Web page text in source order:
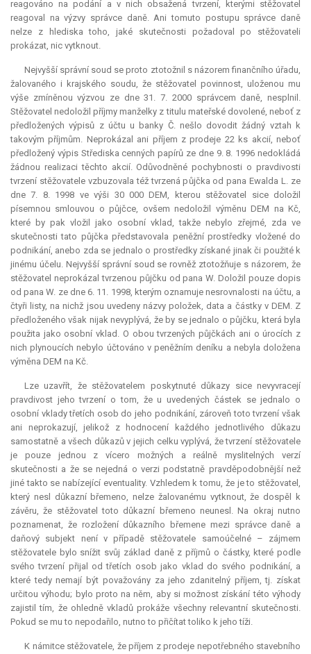
reagováno na podání a v nich obsažená tvrzení, kterými stěžovatel
reagoval na výzvy správce daně. Ani tomuto postupu správce daně
nelze z hlediska toho, jaké skutečnosti požadoval po stěžovateli
prokázat, nic vytknout.
Nejvyšší správní soud se proto ztotožnil s názorem finančního úřadu,
žalovaného i krajského soudu, že stěžovatel povinnost, uloženou mu
výše zmíněnou výzvou ze dne 31. 7. 2000 správcem daně, nesplnil.
Stěžovatel nedoložil příjmy manželky z titulu mateřské dovolené, neboť z
předložených výpisů z účtu u banky Č. nešlo dovodit žádný vztah k
takovým příjmům. Neprokázal ani příjem z prodeje 22 ks akcií, neboť
předložený výpis Střediska cenných papírů ze dne 9. 8. 1996 nedokládá
žádnou realizaci těchto akcií. Odůvodněné pochybnosti o pravdivosti
tvrzení stěžovatele vzbuzovala též tvrzená půjčka od pana Ewalda L. ze
dne 7. 8. 1998 ve výši 30 000 DEM, kterou stěžovatel sice doložil
písemnou smlouvou o půjčce, ovšem nedoložil výměnu DEM na Kč,
které by pak vložil jako osobní vklad, takže nebylo zřejmé, zda ve
skutečnosti tato půjčka představovala peněžní prostředky vložené do
podnikání, anebo zda se jednalo o prostředky získané jinak či použité k
jinému účelu. Nejvyšší správní soud se rovněž ztotožňuje s názorem, že
stěžovatel neprokázal tvrzenou půjčku od pana W. Doložil pouze dopis
od pana W. ze dne 6. 11. 1998, kterým oznamuje nesrovnalosti na účtu, a
čtyři listy, na nichž jsou uvedeny názvy položek, data a částky v DEM. Z
předloženého však nijak nevyplývá, že by se jednalo o půjčku, která byla
použita jako osobní vklad. O obou tvrzených půjčkách ani o úrocích z
nich plynoucích nebylo účtováno v peněžním deníku a nebyla doložena
výměna DEM na Kč.
Lze uzavřít, že stěžovatelem poskytnuté důkazy sice nevyvracejí
pravdivost jeho tvrzení o tom, že u uvedených částek se jednalo o
osobní vklady třetích osob do jeho podnikání, zároveň toto tvrzení však
ani neprokazují, jelikož z hodnocení každého jednotlivého důkazu
samostatně a všech důkazů v jejich celku vyplývá, že tvrzení stěžovatele
je pouze jednou z vícero možných a reálně myslitelných verzí
skutečnosti a že se nejedná o verzi podstatně pravděpodobnější než
jiné takto se nabízející eventuality. Vzhledem k tomu, že je to stěžovatel,
který nesl důkazní břemeno, nelze žalovanému vytknout, že dospěl k
závěru, že stěžovatel toto důkazní břemeno neunesl. Na okraj nutno
poznamenat, že rozložení důkazního břemene mezi správce daně a
daňový subjekt není v případě stěžovatele samoúčelné – zájmem
stěžovatele bylo snížit svůj základ daně z příjmů o částky, které podle
svého tvrzení přijal od třetích osob jako vklad do svého podnikání, a
které tedy nemají být považovány za jeho zdanitelný příjem, tj. získat
určitou výhodu; bylo proto na něm, aby si možnost získání této výhody
zajistil tím, že ohledně vkladů prokáže všechny relevantnískutečnosti.
Pokud se mu to nepodařilo, nutno to přičítat toliko k jeho tíži.
K námitce stěžovatele, že příjem z prodeje nepotřebného stavebního